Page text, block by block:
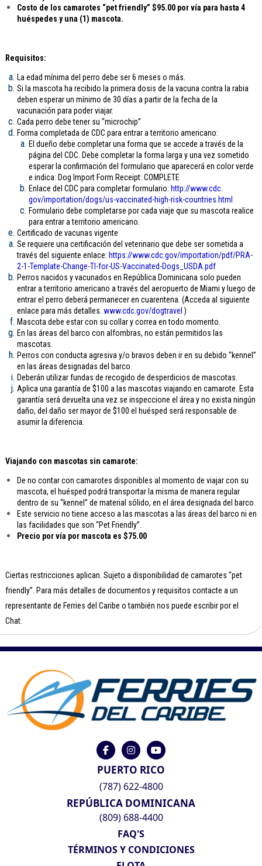
Costo de los camarotes “pet friendly” $95.00 por vía para hasta 4
huéspedes y una (1) mascota.
Requisitos:
La edad mínima del perro debe ser 6 meses o más.
Si la mascota ha recibido la primera dosis de la vacuna contra la rabia
deben esperar un mínimo de 30 días a partir de la fecha de la
vacunación para poder viajar.
Cada perro debe tener su “microchip”
Forma completada de CDC para entrar a territorio americano:
El dueño debe completar una forma que se accede a través de la
página del CDC. Debe completar la forma larga y una vez sometido
esperar la confirmación del formulario que aparecerá en color verde
e indica: Dog Import Form Receipt: COMPLETE
Enlace del CDC para completar formulario: http://www.cdc.
gov/importation/dogs/us-vaccinated-high-risk-countries.html
Formulario debe completarse por cada viaje que su mascota realice
para entrar a territorio americano.
Certificado de vacunas vigente
Se requiere una certificación del veterinario que debe ser sometida a
través del siguiente enlace: https://www.cdc.gov/importation/pdf/PRA-
2-1-Template-Change-TI-for-US-Vaccinated-Dogs_USDA.pdf
Perros nacidos y vacunados en República Dominicana solo pueden
entrar a territorio americano a través del aeropuerto de Miami y luego de
entrar el perro deberá permanecer en cuarentena. (Acceda al siguiente
enlace para más detalles. www.cdc.gov/dogtravel )
Mascota debe estar con su collar y correa en todo momento.
En las áreas del barco con alfombras, no están permitidos las
mascotas.
Perros con conducta agresiva y/o bravos deben ir en su debido “kennel”
en las áreas designadas del barco.
Deberán utilizar fundas de recogido de desperdicios de mascotas.
Aplica una garantía de $100 a las mascotas viajando en camarote. Esta
garantía será devuelta una vez se inspeccione el área y no exista ningún
daño, del daño ser mayor de $100 el huésped será responsable de
asumir la diferencia.
Viajando con mascotas sin camarote:
De no contar con camarotes disponibles al momento de viajar con su
mascota, el huésped podrá transportar la misma de manera regular
dentro de su “kennel” de material sólido, en el área designada del barco.
Este servicio no tiene acceso a las mascotas a las áreas del barco ni en
las facilidades que son “Pet Friendly”.
Precio por vía por mascota es $75.00
Ciertas restricciones aplican. Sujeto a disponibilidad de camarotes “pet
friendly”. Para más detalles de documentos y requisitos contacte a un
representante de Ferries del Caribe o también nos puede escribir por el
Chat.
PUERTO RICO
(787) 622-4800
REPÚBLICA DOMINICANA
(809) 688-4400
FAQ'S
TÉRMINOS Y CONDICIONES